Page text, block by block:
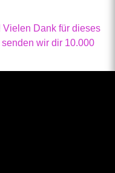
Vielen Dank für dieses
wir dir 10.000